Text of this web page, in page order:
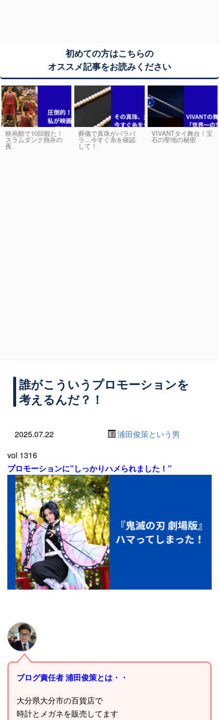
初めての方はこちらの
オススメ記事をお読みください
映画館で10回観た！
スラムダンク熱弁の
夜
葬儀で真珠がパラパ
ラ…今すぐ糸を確認
して！
VIVANTタイ舞台！宝
石の聖地の秘密
誰がこういうプロモーションを
考えるんだ？！
2025.07.22
浦田俊策という男
vol 1316
プロモーションに”しっかりハメられました！”
ブログ責任者 浦田俊策とは・・
大分県大分市の百貨店で
時計とメガネを販売してます